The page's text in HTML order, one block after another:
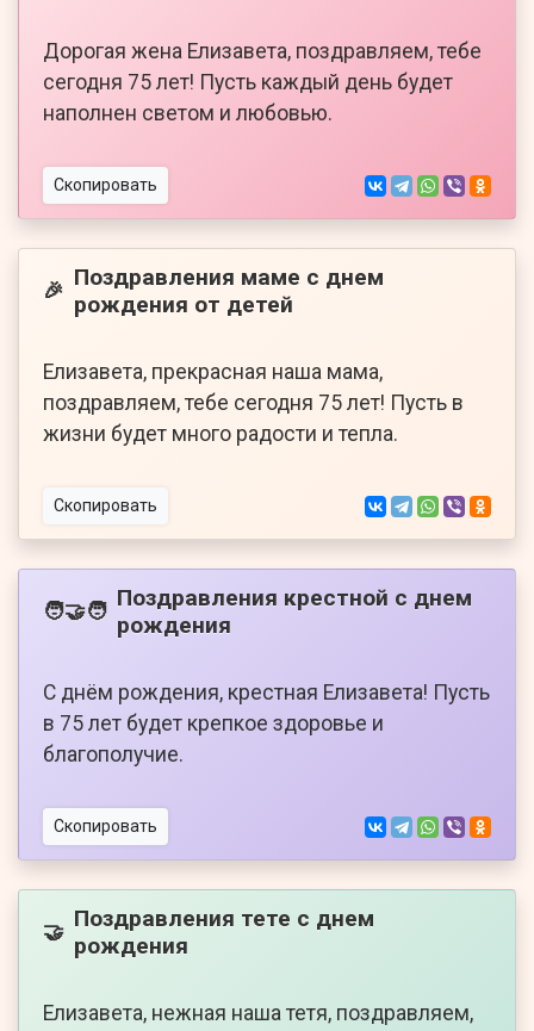
Дорогая жена Елизавета, поздравляем, тебе
сегодня 75 лет! Пусть каждый день будет
наполнен светом и любовью.
Скопировать
🎉 Поздравления маме с днем
рождения от детей
Елизавета, прекрасная наша мама,
поздравляем, тебе сегодня 75 лет! Пусть в
жизни будет много радости и тепла.
Скопировать
🧑‍🤝‍🧑 Поздравления крестной с днем
рождения
С днём рождения, крестная Елизавета! Пусть
в 75 лет будет крепкое здоровье и
благополучие.
Скопировать
🤝 Поздравления тете с днем
рождения
Елизавета, нежная наша тетя, поздравляем,